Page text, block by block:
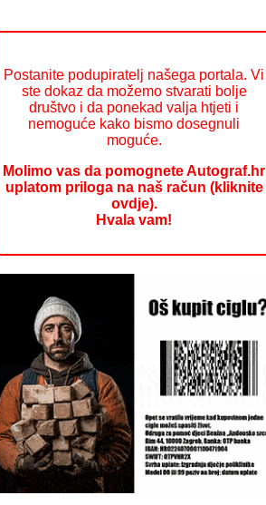
Postanite podupiratelj našega portala. Vi
ste dokaz da možemo stvarati bolje
društvo i da ponekad valja htjeti i
nemoguće kako bismo dosegnuli
moguće.
Molimo vas da pomognete Autograf.hr
uplatom priloga na naš račun (kliknite
ovdje).
Hvala vam!